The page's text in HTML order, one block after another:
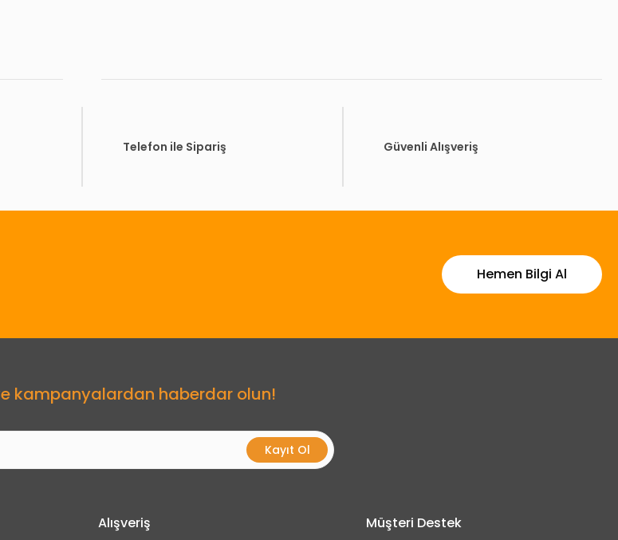
Gönder
Telefon ile Sipariş Güvenli Alışveriş
Hemen Bilgi Al
kampanyalardan haberdar olun!
Kayıt Ol
Alışveriş Müşteri Destek